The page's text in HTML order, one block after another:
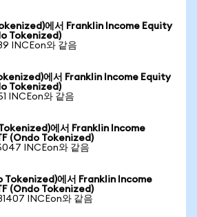
에서 Franklin Income Equity
Tokenized)
INCEon와 같음
에서 Franklin Income Equity
Tokenized)
INCEon와 같음
에서 Franklin Income
(Ondo Tokenized)
INCEon와 같음
에서 Franklin Income
(Ondo Tokenized)
INCEon와 같음